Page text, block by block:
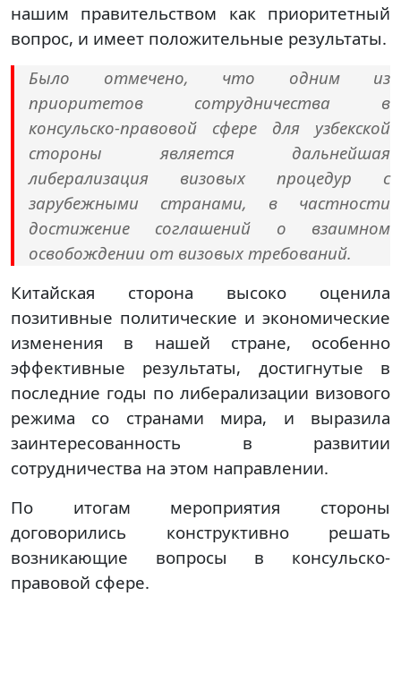
нашим правительством как приоритетный
вопрос, и имеет положительные результаты.
Было отмечено, что одним из
приоритетов сотрудничества в
консульско-правовой сфере для узбекской
стороны является дальнейшая
либерализация визовых процедур с
зарубежными странами, в частности
достижение соглашений о взаимном
освобождении от визовых требований.
Китайская сторона высоко оценила
позитивные политические и экономические
изменения в нашей стране, особенно
эффективные результаты, достигнутые в
последние годы по либерализации визового
режима со странами мира, и выразила
заинтересованность в развитии
сотрудничества на этом направлении.
По итогам мероприятия стороны
договорились конструктивно решать
возникающие вопросы в консульско-
правовой сфере.